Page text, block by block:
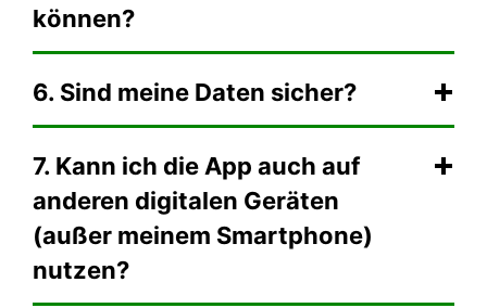
können?
6. Sind meine Daten sicher?
7. Kann ich die App auch auf
anderen digitalen Geräten
(außer meinem Smartphone)
nutzen?